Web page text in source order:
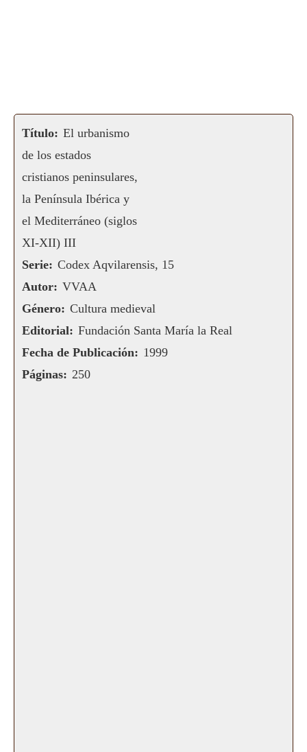
Título: El urbanismo
de los estados
cristianos peninsulares,
la Península Ibérica y
el Mediterráneo (siglos
XI-XII) III
Serie: Codex Aqvilarensis, 15
Autor: VVAA
Género: Cultura medieval
Editorial: Fundación Santa María la Real
Fecha de Publicación: 1999
Páginas: 250